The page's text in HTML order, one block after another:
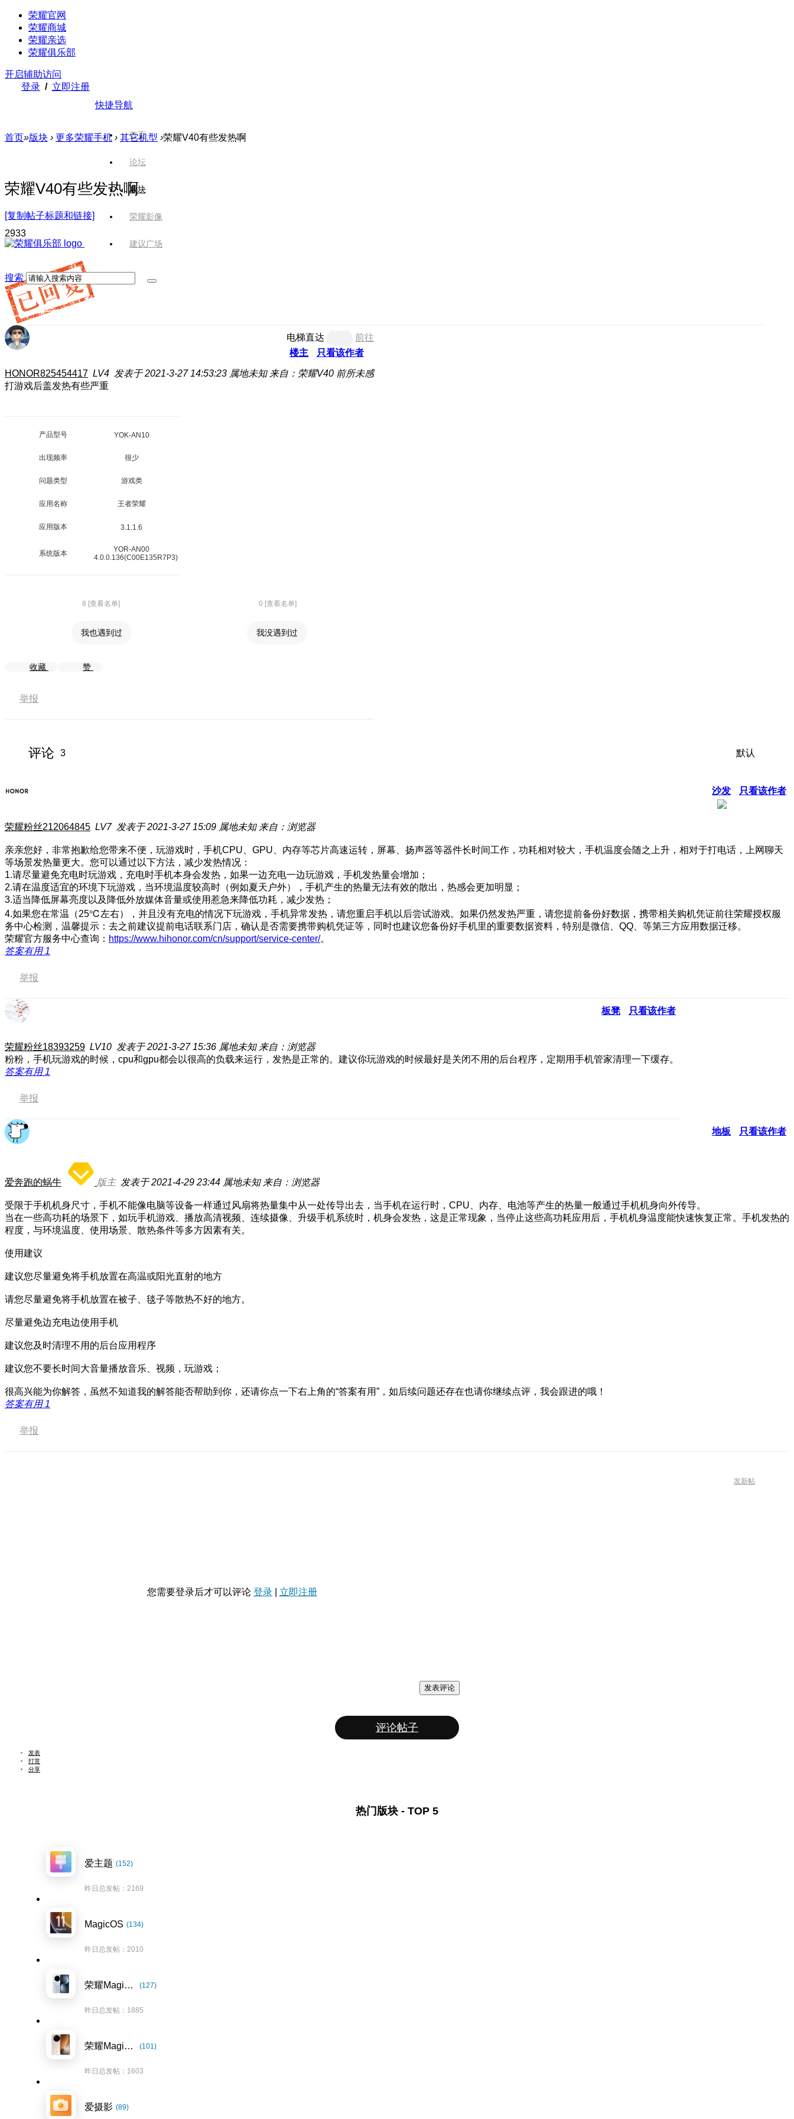
荣耀官网
荣耀商城
荣耀亲选
荣耀俱乐部
开启辅助访问
登录 / 立即注册
快捷导航
首页
论坛
版块
荣耀影像
建议广场
搜索
首页»版块 › 更多荣耀手机 › 其它机型 ›荣耀V40有些发热啊
荣耀V40有些发热啊
[复制帖子标题和链接]
2933
电梯直达
前往
楼主
只看该作者
HONOR825454417 LV4 发表于 2021-3-27 14:53:23 属地未知 来自：荣耀V40 前所未感
打游戏后盖发热有些严重
产品型号 YOK-AN10
出现频率 很少
问题类型 游戏类
应用名称 王者荣耀
应用版本 3.1.1.6
系统版本
YOR-AN00
4.0.0.136(C00E135R7P3)
8 [查看名单] 0 [查看名单]
我也遇到过 我没遇到过
收藏 赞
举报
评论 3 默认
沙发 只看该作者
荣耀粉丝212064845 LV7 发表于 2021-3-27 15:09 属地未知 来自：浏览器
亲亲您好，非常抱歉给您带来不便，玩游戏时，手机CPU、GPU、内存等芯片高速运转，屏幕、扬声器等器件长时间工作，功耗相对较大，手机温度会随之上升，相对于打电话，上网聊天
等场景发热量更大。您可以通过以下方法，减少发热情况：
1.请尽量避免充电时玩游戏，充电时手机本身会发热，如果一边充电一边玩游戏，手机发热量会增加；
2.请在温度适宜的环境下玩游戏，当环境温度较高时（例如夏天户外），手机产生的热量无法有效的散出，热感会更加明显；
3.适当降低屏幕亮度以及降低外放媒体音量或使用惹急来降低功耗，减少发热；
4.如果您在常温（25℃左右），并且没有充电的情况下玩游戏，手机异常发热，请您重启手机以后尝试游戏。如果仍然发热严重，请您提前备份好数据，携带相关购机凭证前往荣耀授权服
务中心检测，温馨提示：去之前建议提前电话联系门店，确认是否需要携带购机凭证等，同时也建议您备份好手机里的重要数据资料，特别是微信、QQ、等第三方应用数据迁移。
荣耀官方服务中心查询： https://www.hihonor.com/cn/support/service-center/。
答案有用1
举报
板凳 只看该作者
荣耀粉丝18393259 LV10 发表于 2021-3-27 15:36 属地未知 来自：浏览器
粉粉，手机玩游戏的时候，cpu和gpu都会以很高的负载来运行，发热是正常的。建议你玩游戏的时候最好是关闭不用的后台程序，定期用手机管家清理一下缓存。
答案有用1
举报
地板 只看该作者
爱奔跑的蜗牛 版主 发表于 2021-4-29 23:44 属地未知 来自：浏览器
受限于手机机身尺寸，手机不能像电脑等设备一样通过风扇将热量集中从一处传导出去，当手机在运行时，CPU、内存、电池等产生的热量一般通过手机机身向外传导。
当在一些高功耗的场景下，如玩手机游戏、播放高清视频、连续摄像、升级手机系统时，机身会发热，这是正常现象，当停止这些高功耗应用后，手机机身温度能快速恢复正常。手机发热的
程度，与环境温度、使用场景、散热条件等多方因素有关。
使用建议
建议您尽量避免将手机放置在高温或阳光直射的地方
请您尽量避免将手机放置在被子、毯子等散热不好的地方。
尽量避免边充电边使用手机
建议您及时清理不用的后台应用程序
建议您不要长时间大音量播放音乐、视频，玩游戏；
很高兴能为你解答，虽然不知道我的解答能否帮助到你，还请你点一下右上角的“答案有用”，如后续问题还存在也请你继续点评，我会跟进的哦！
答案有用1
举报
发新帖
您需要登录后才可以评论 登录 立即注册
发表评论
评论帖子
发表
打赏
分享
热门版块 - TOP 5
爱主题 (152)
昨日总发帖：2169
MagicOS (134)
昨日总发帖：2010
荣耀Magic7系列 (127)
昨日总发帖：1885
荣耀Magic8系列 (101)
昨日总发帖：1603
爱摄影 (89)